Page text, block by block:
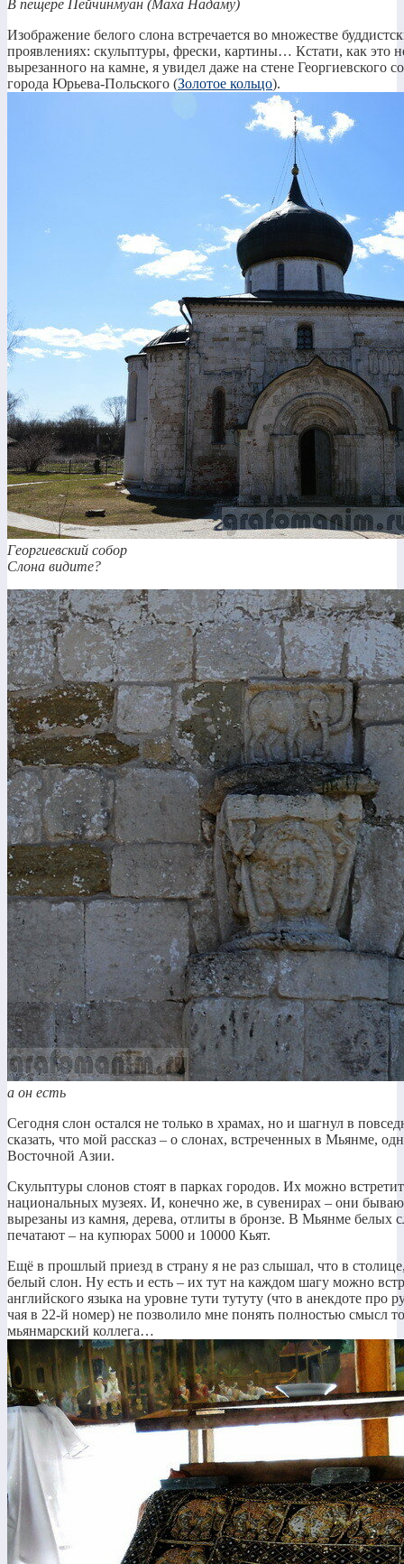
В пещере Пейчинмуан (Маха Надаму)
Изображение белого слона встречается во множестве
проявлениях: скульптуры, фрески, картины… Кстати, как это
вырезанного на камне, я увидел даже на стене Георгиевского
города Юрьева-Польского (Золотое кольцо).
Георгиевский собор
Слона видите?
а он есть
Сегодня слон остался не только в храмах, но и шагнул в
сказать, что мой рассказ – о слонах, встреченных в Мьянме,
Восточной Азии.
Скульптуры слонов стоят в парках городов. Их можно
национальных музеях. И, конечно же, в сувенирах – они
вырезаны из камня, дерева, отлиты в бронзе. В Мьянме белых
печатают – на купюрах 5000 и 10000 Кьят.
Ещё в прошлый приезд в страну я не раз слышал, что в
белый слон. Ну есть и есть – их тут на каждом шагу можно
английского языка на уровне тути тутуту (что в анекдоте про
чая в 22-й номер) не позволило мне понять полностью смысл
мьянмарский коллега…